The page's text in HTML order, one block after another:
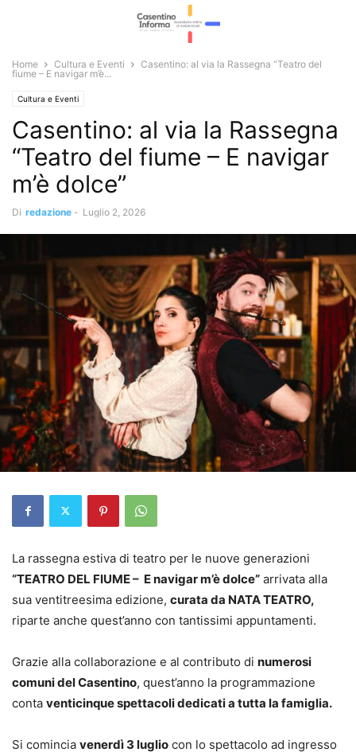
Home Cultura e Eventi
Casentino: al via la Rassegna “Teatro del
fiume – E navigar m’è...
Cultura e Eventi
Casentino: al via la Rassegna
“Teatro del fiume – E navigar
m’è dolce”
Di redazione - Luglio 2, 2026
La rassegna estiva di teatro per le nuove generazioni
“TEATRO DEL FIUME – E navigar m’è dolce” arrivata alla
sua ventitreesima edizione, curata da NATA TEATRO,
riparte anche quest’anno con tantissimi appuntamenti.
Grazie alla collaborazione e al contributo di numerosi
comuni del Casentino, quest’anno la programmazione
conta venticinque spettacoli dedicati a tutta la famiglia.
Si comincia venerdì 3 luglio con lo spettacolo ad ingresso